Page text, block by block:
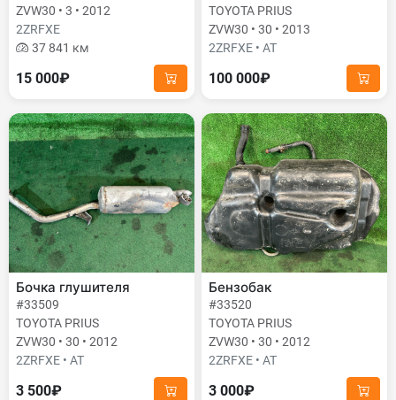
ZVW30 • 3 • 2012
2ZRFXE
37 841 км
15 000₽
TOYOTA PRIUS
ZVW30 • 30 • 2013
2ZRFXE • AT
100 000₽
Бочка глушителя
#33509
TOYOTA PRIUS
ZVW30 • 30 • 2012
2ZRFXE • AT
3 500₽
Бензобак
#33520
TOYOTA PRIUS
ZVW30 • 30 • 2012
2ZRFXE • AT
3 000₽